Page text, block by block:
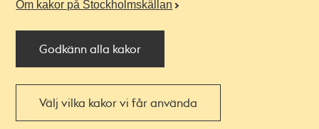
Om kakor på Stockholmskällan
Godkänn alla kakor
Välj vilka kakor vi får använda